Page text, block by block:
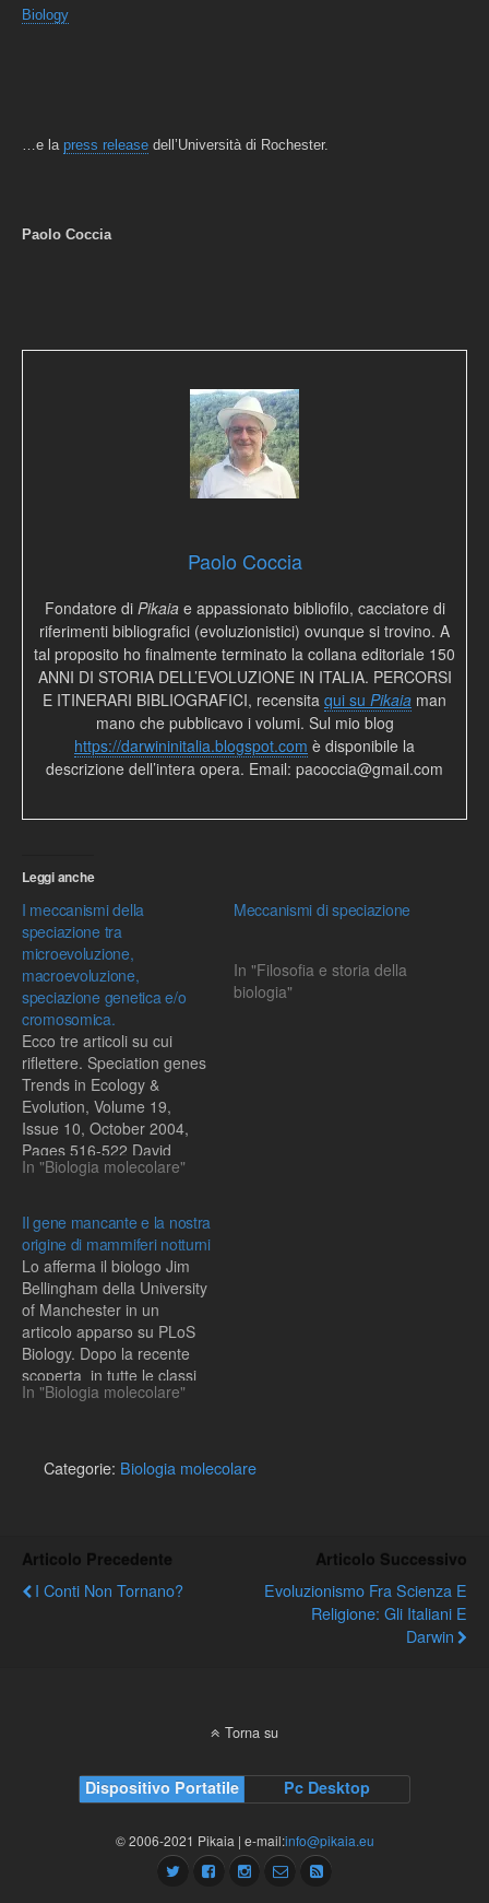
Biology
…e la press release dell’Università di Rochester.
Paolo Coccia
Paolo Coccia
Fondatore di Pikaiae appassionato bibliofilo, cacciatore di
riferimenti bibliografici (evoluzionistici) ovunque si trovino. A
tal proposito ho finalmente terminato la collana editoriale 150
ANNI DI STORIA DELL’EVOLUZIONE IN ITALIA. PERCORSI
E ITINERARI BIBLIOGRAFICI, recensita qui su Pikaia man
mano che pubblicavo i volumi. Sul mio blog
https://darwininitalia.blogspot.com è disponibile la
descrizione dell’intera opera. Email: pacoccia@gmail.com
Leggi anche
I meccanismi della
speciazione tra
microevoluzione,
macroevoluzione,
speciazione genetica e/o
cromosomica.
Ecco tre articoli su cui
riflettere. Speciation genes
Trends in Ecology &
Evolution, Volume 19,
Issue 10, October 2004,
Pages 516-522 David
Penny and Matthew J.
speciation: a reply
In "Biologia molecolare"
Meccanismi di speciazione
In "Filosofia e storia della
biologia"
Il gene mancante e la nostra
origine di mammiferi notturni
Lo afferma il biologo Jim
Bellingham della University
of Manchester in un
articolo apparso su PLoS
Biology. Dopo la recente
scoperta in tutte le classi
dei vertebrati (dallo
umani) del gene della
melanopsina (Opn4), un
della…
In "Biologia molecolare"
Categorie: Biologia molecolare
Articolo Precedente
I Conti Non Tornano?
Articolo Successivo
Evoluzionismo Fra Scienza E
Religione: Gli Italiani E
Darwin
Torna su
Dispositivo Portatile Pc Desktop
© 2006-2021 Pikaia | e-mail:info@pikaia.eu